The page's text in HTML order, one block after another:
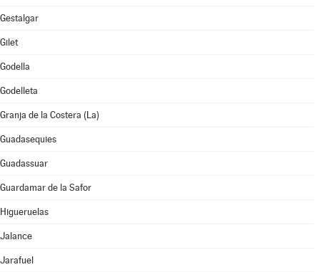
Gestalgar
Gilet
Godella
Godelleta
Granja de la Costera (La)
Guadasequies
Guadassuar
Guardamar de la Safor
Higueruelas
Jalance
Jarafuel